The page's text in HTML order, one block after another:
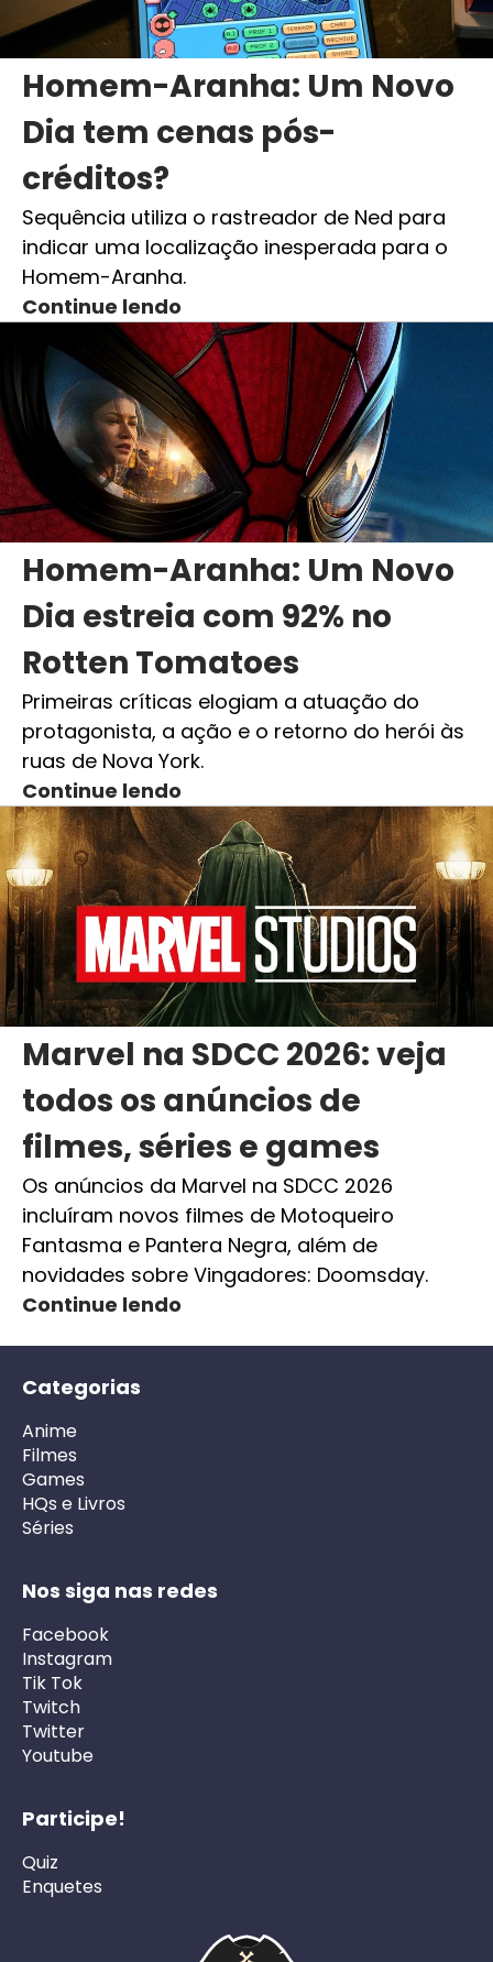
Homem-Aranha: Um Novo
Dia tem cenas pós-
créditos?
Sequência utiliza o rastreador de Ned para
indicar uma localização inesperada para o
Homem-Aranha.
Continue lendo
Homem-Aranha: Um Novo
Dia estreia com 92% no
Rotten Tomatoes
Primeiras críticas elogiam a atuação do
protagonista, a ação e o retorno do herói às
ruas de Nova York.
Continue lendo
Marvel na SDCC 2026: veja
todos os anúncios de
filmes, séries e games
Os anúncios da Marvel na SDCC 2026
incluíram novos filmes de Motoqueiro
Fantasma e Pantera Negra, além de
novidades sobre Vingadores: Doomsday.
Continue lendo
Categorias
Anime
Filmes
Games
HQs e Livros
Séries
Nos siga nas redes
Facebook
Instagram
Tik Tok
Twitch
Twitter
Youtube
Participe!
Quiz
Enquetes